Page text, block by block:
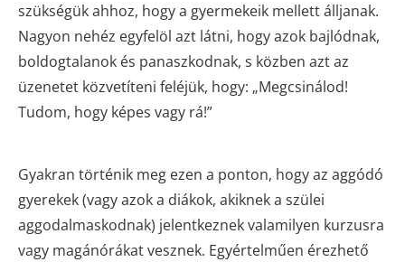
szükségük ahhoz, hogy a gyermekeik mellett álljanak.
Nagyon nehéz egyfelöl azt látni, hogy azok bajlódnak,
boldogtalanok és panaszkodnak, s közben azt az
üzenetet közvetíteni feléjük, hogy: „Megcsinálod!
Tudom, hogy képes vagy rá!”
Gyakran történik meg ezen a ponton, hogy az aggódó
gyerekek (vagy azok a diákok, akiknek a szülei
aggodalmaskodnak) jelentkeznek valamilyen kurzusra
vagy magánórákat vesznek. Egyértelműen érezhető